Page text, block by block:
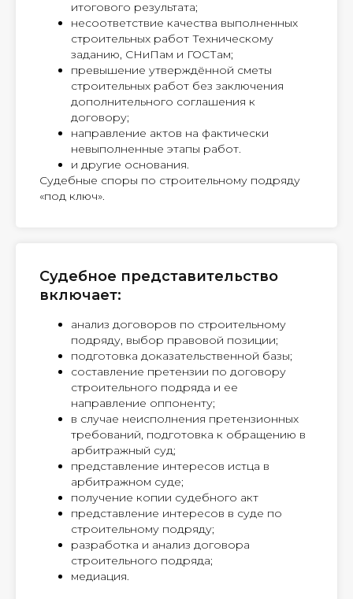
итогового результата;
несоответствие качества выполненных
строительных работ Техническому
заданию, СНиПам и ГОСТам;
превышение утверждённой сметы
строительных работ без заключения
дополнительного соглашения к
договору;
направление актов на фактически
невыполненные этапы работ.
и другие основания.
Судебные споры по строительному подряду
«под ключ».
Судебное представительство
включает:
анализ договоров по строительному
подряду, выбор правовой позиции;
подготовка доказательственной базы;
составление претензии по договору
строительного подряда и ее
направление оппоненту;
в случае неисполнения претензионных
требований, подготовка к обращению в
арбитражный суд;
представление интересов истца в
арбитражном суде;
получение копии судебного акт
представление интересов в суде по
строительному подряду;
разработка и анализ договора
строительного подряда;
медиация.